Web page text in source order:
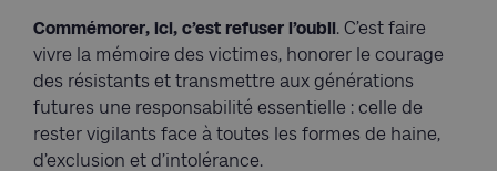
Commémorer, ici, c’est refuser l’oubli. C’est faire
vivre la mémoire des victimes, honorer le courage
des résistants et transmettre aux générations
futures une responsabilité essentielle : celle de
rester vigilants face à toutes les formes de haine,
d’exclusion et d’intolérance.